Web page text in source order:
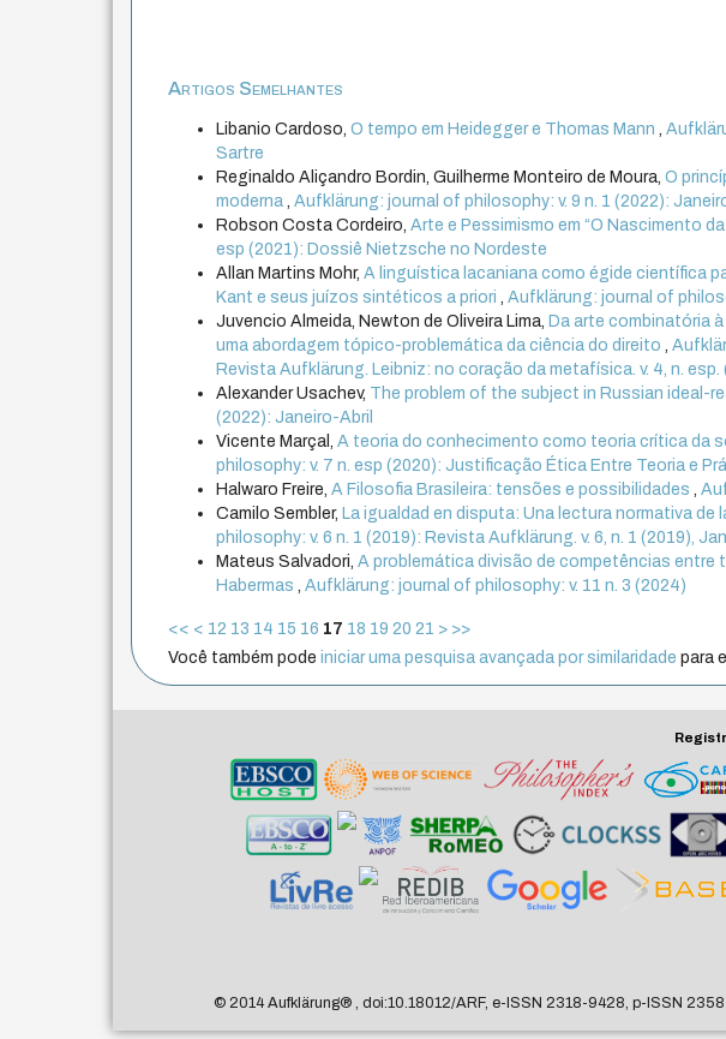
Artigos Semelhantes
Libanio Cardoso,O tempo em Heidegger e Thomas Mann,
Sartre
Reginaldo Aliçandro Bordin, Guilherme Monteiro de Moura,O
moderna,Aufklärung: journal of philosophy: v. 9 n. 1 (2022):
Robson Costa Cordeiro,Arte e Pessimismo em “O Nascimento
esp (2021): Dossiê Nietzsche no Nordeste
Allan Martins Mohr,A linguística lacaniana como égide científica
Kant e seus juízos sintéticos a priori,Aufklärung: journal of
Juvencio Almeida, Newton de Oliveira Lima, Da arte combinatória
uma abordagem tópico-problemática da ciência do direito,
Revista Aufklärung. Leibniz: no coração da metafísica. v. 4, n. esp.
Alexander Usachev, The problem of the subject in Russian ideal-
(2022): Janeiro-Abril
Vicente Marçal,A teoria do conhecimento como teoria crítica da
philosophy: v. 7 n. esp (2020): Justificação Ética Entre Teoria e
Halwaro Freire,A Filosofia Brasileira: tensões e possibilidades,
Camilo Sembler, La igualdad en disputa: Una lectura normativa
philosophy: v. 6 n. 1 (2019): Revista Aufklärung. v. 6, n. 1 (2019),
Mateus Salvadori,A problemática divisão de competências
Habermas,Aufklärung: journal of philosophy: v. 11 n. 3 (2024)
<< < 12 13 14 15 16 17 18 19 20 21 > >>
Você também podeiniciar uma pesquisa avançada por similaridade para
© 2014 Aufklärung®, doi:10.18012/ARF, e-ISSN 2318-9428, p-ISSN